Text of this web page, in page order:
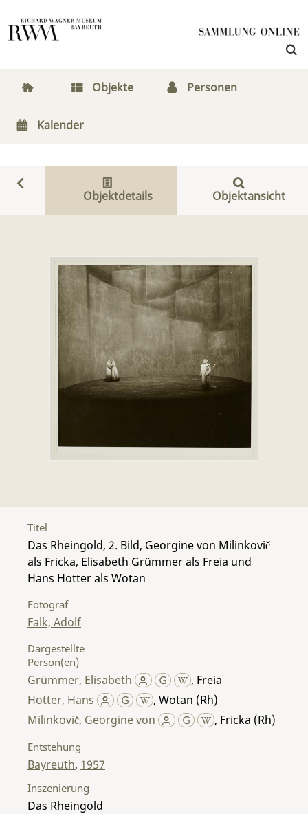
Objekte Personen
Kalender
Objektdetails Objektansicht
Titel
Das Rheingold, 2. Bild, Georgine von Milinkovič
als Fricka, Elisabeth Grümmer als Freia und
Hans Hotter als Wotan
Fotograf
Falk, Adolf
Dargestellte
Person(en)
Grümmer, Elisabeth , Freia
Hotter, Hans
, Wotan (Rh)
Milinkovič, Georgine von
, Fricka (Rh)
Entstehung
Bayreuth, 1957
Inszenierung
Das Rheingold